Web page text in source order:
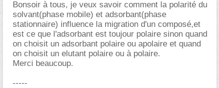
Bonsoir à tous, je veux savoir comment la polarité du
solvant(phase mobile) et adsorbant(phase
stationnaire) influence la migration d'un composé,et
est ce que l'adsorbant est toujour polaire sinon quand
on choisit un adsorbant polaire ou apolaire et quand
on choisit un elutant polaire ou à polaire.
Merci beaucoup.
-----